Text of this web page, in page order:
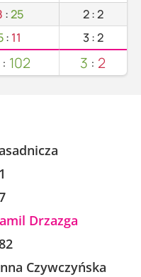
:25 2:2
: 11 3:2
: 102 3 : 2
Drzazga
Czywczyńska